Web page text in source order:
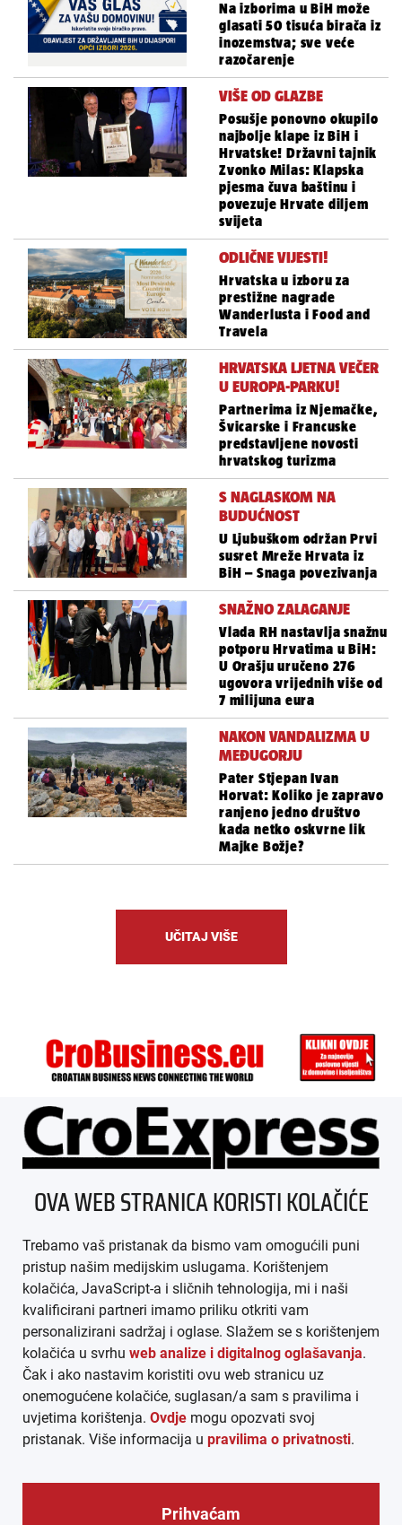
Na izborima u BiH može
glasati 50 tisuća birača iz
inozemstva; sve veće
razočarenje
VIŠE OD GLAZBE
Posušje ponovno okupilo
najbolje klape iz BiH i
Hrvatske! Državni tajnik
Zvonko Milas: Klapska
pjesma čuva baštinu i
povezuje Hrvate diljem
svijeta
ODLIČNE VIJESTI!
Hrvatska u izboru za
prestižne nagrade
Wanderlusta i Food and
Travela
HRVATSKA LJETNA VEČER
U EUROPA-PARKU!
Partnerima iz Njemačke,
Švicarske i Francuske
predstavljene novosti
hrvatskog turizma
S NAGLASKOM NA
BUDUĆNOST
U Ljubuškom održan Prvi
susret Mreže Hrvata iz
BiH – Snaga povezivanja
SNAŽNO ZALAGANJE
Vlada RH nastavlja snažnu
potporu Hrvatima u BiH:
U Orašju uručeno 276
ugovora vrijednih više od
7 milijuna eura
NAKON VANDALIZMA U
MEĐUGORJU
Pater Stjepan Ivan
Horvat: Koliko je zapravo
ranjeno jedno društvo
kada netko oskvrne lik
Majke Božje?
UČITAJ VIŠE
ÜBER UNS
IMPRESSUM
AGB
DATENSCHUTZ
MEDIADATEN
ARHIVA (PDF)
OVA WEB STRANICA KORISTI KOLAČIĆE
Trebamo vaš pristanak da bismo vam omogućili puni
pristup našim medijskim uslugama. Korištenjem
kolačića, JavaScript-a i sličnih tehnologija, mi i naši
kvalificirani partneri imamo priliku otkriti vam
personalizirani sadržaj i oglase. Slažem se s korištenjem
kolačića u svrhu web analize i digitalnog oglašavanja.
Čak i ako nastavim koristiti ovu web stranicu uz
onemogućene kolačiće, suglasan/a sam s pravilima i
uvjetima korištenja. Ovdje mogu opozvati svoj
pristanak. Više informacija u pravilima o privatnosti.
Prihvaćam